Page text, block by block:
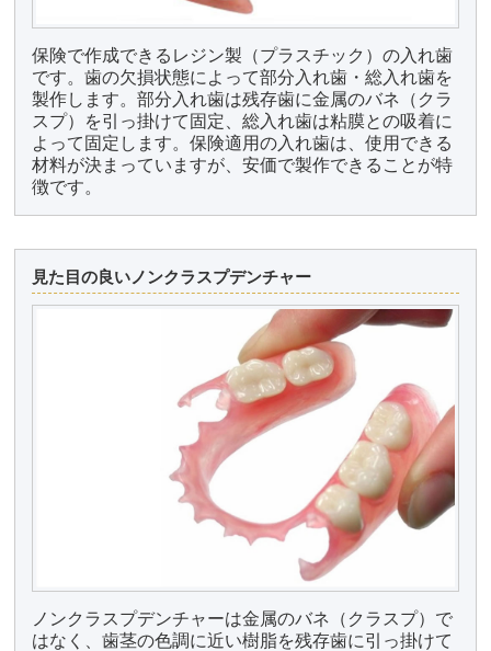
保険で作成できるレジン製（プラスチック）の入れ歯
です。歯の欠損状態によって部分入れ歯・総入れ歯を
製作します。部分入れ歯は残存歯に金属のバネ（クラ
スプ）を引っ掛けて固定、総入れ歯は粘膜との吸着に
よって固定します。保険適用の入れ歯は、使用できる
材料が決まっていますが、安価で製作できることが特
徴です。
見た目の良いノンクラスプデンチャー
ノンクラスプデンチャーは金属のバネ（クラスプ）で
はなく、歯茎の色調に近い樹脂を残存歯に引っ掛けて